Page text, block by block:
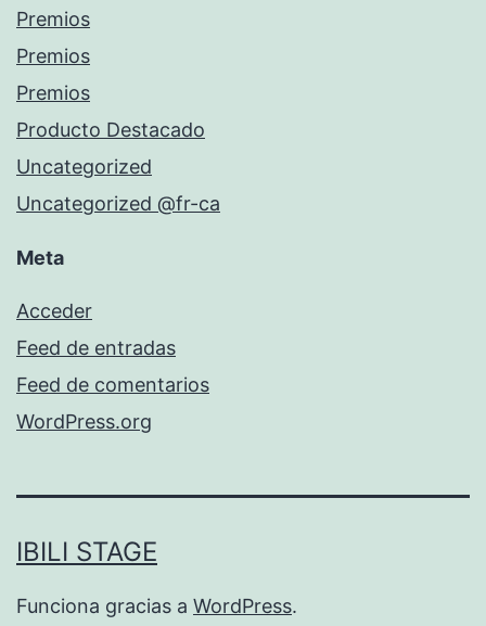
Premios
Premios
Premios
Producto Destacado
Uncategorized
Uncategorized @fr-ca
Meta
Acceder
Feed de entradas
Feed de comentarios
WordPress.org
IBILI STAGE
Funciona gracias a WordPress.